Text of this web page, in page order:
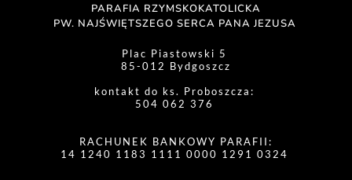
PARAFIA RZYMSKOKATOLICKA
PW. NAJŚWIĘTSZEGO SERCA PANA JEZUSA
Plac Piastowski 5
85-012 Bydgoszcz
kontakt do ks. Proboszcza:
504 062 376
RACHUNEK BANKOWY PARAFII:
14 1240 1183 1111 0000 1291 0324